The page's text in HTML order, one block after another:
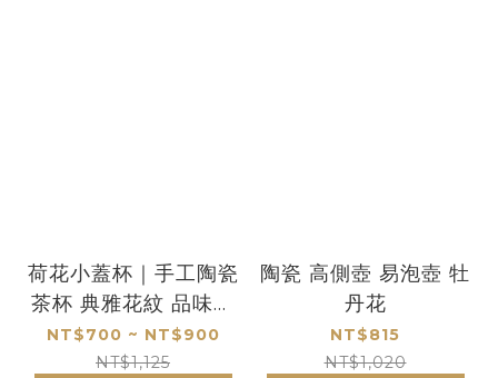
荷花小蓋杯｜手工陶瓷
茶杯 典雅花紋 品味生
活首選
NT$700 ~ NT$900
NT$1,125
陶瓷 高側壺 易泡壺 牡
丹花
NT$815
NT$1,020